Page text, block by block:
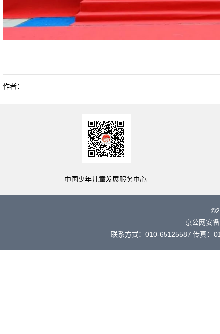
作者：
中国少年儿童发展服务中心
京公网安
联系方式：010-65125587 传真：